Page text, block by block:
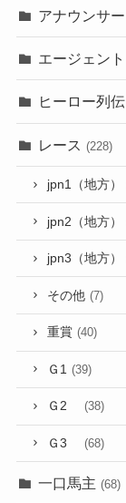
アナウンサー
エージェント
ヒーロー列伝
レース (228)
jpn1（地方）
jpn2（地方）
jpn3（地方）
その他 (7)
重賞 (40)
Ｇ1 (39)
Ｇ2 (38)
Ｇ3 (68)
一口馬主 (68)